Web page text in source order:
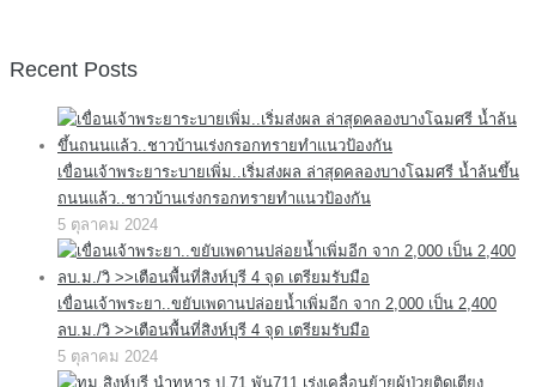
Recent Posts
เขื่อนเจ้าพระยาระบายเพิ่ม..เริ่มส่งผล ล่าสุดคลองบางโฉมศรี น้ำล้นขึ้น
ถนนแล้ว..ชาวบ้านเร่งกรอกทรายทำแนวป้องกัน
5 ตุลาคม 2024
เขื่อนเจ้าพระยา..ขยับเพดานปล่อยน้ำเพิ่มอีก จาก 2,000 เป็น 2,400
ลบ.ม./วิ >>เตือนพื้นที่สิงห์บุรี 4 จุด เตรียมรับมือ
5 ตุลาคม 2024